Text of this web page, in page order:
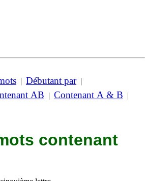
| Débutant par|
AB | Contenant A & B |
contenant